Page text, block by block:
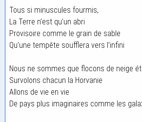
Tous si minuscules fourmis,
La Terre n’est qu’un abri
Provisoire comme le grain de sable
Qu’une tempête soufflera vers l’infini
Nous ne sommes que flocons de neige
Survolons chacun la Horvanie
Allons de vie en vie
De pays plus imaginaires comme les